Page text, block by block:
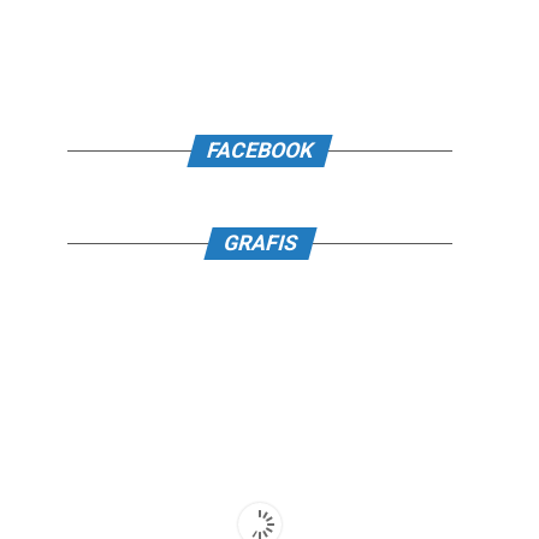
FACEBOOK
GRAFIS